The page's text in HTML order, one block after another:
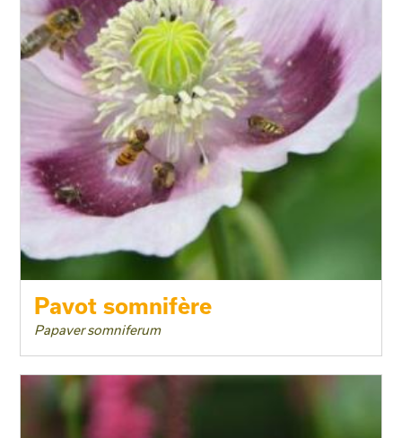
Pavot somnifère
Papaver somniferum
Taille adulte
Floraison